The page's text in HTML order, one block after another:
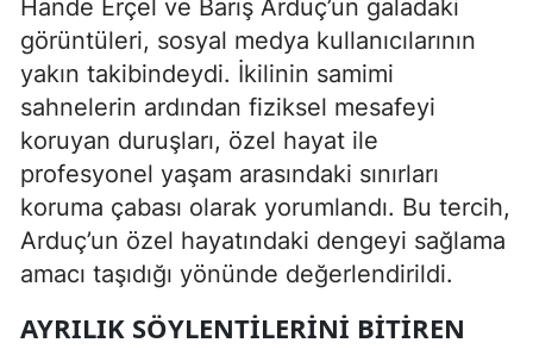
Hande Erçel ve Barış Arduç’un galadaki
görüntüleri, sosyal medya kullanıcılarının
yakın takibindeydi. İkilinin samimi
sahnelerin ardından fiziksel mesafeyi
koruyan duruşları, özel hayat ile
profesyonel yaşam arasındaki sınırları
koruma çabası olarak yorumlandı. Bu tercih,
Arduç’un özel hayatındaki dengeyi sağlama
amacı taşıdığı yönünde değerlendirildi.
AYRILIK SÖYLENTILERINI BITIREN